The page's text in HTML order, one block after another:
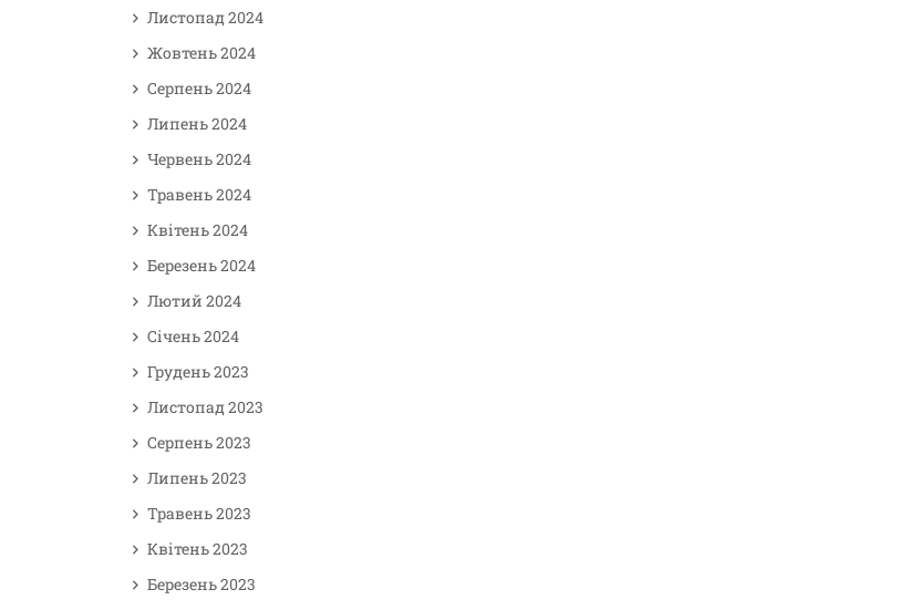
Листопад 2024
Жовтень 2024
Серпень 2024
Липень 2024
Червень 2024
Травень 2024
Квітень 2024
Березень 2024
Лютий 2024
Січень 2024
Грудень 2023
Листопад 2023
Серпень 2023
Липень 2023
Травень 2023
Квітень 2023
Березень 2023